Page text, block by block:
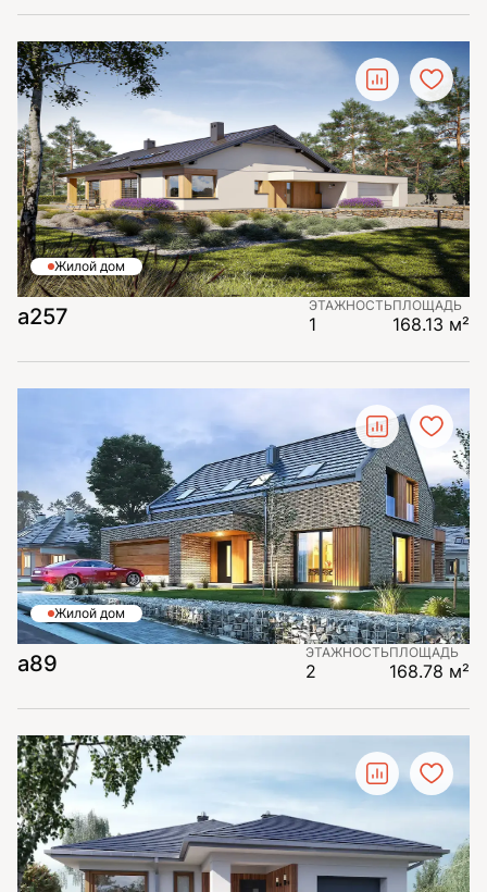
Жилой дом
а257 ЭТАЖНОСТЬ
1
ПЛОЩАДЬ
168.13 м²
Жилой дом
a89 ЭТАЖНОСТЬ
2
ПЛОЩАДЬ
168.78 м²